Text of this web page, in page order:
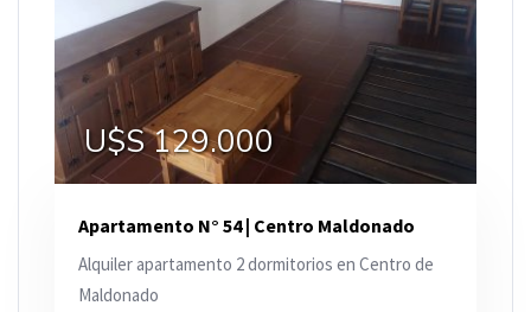
U$S 129.000
Apartamento N° 54 | Centro Maldonado
Alquiler apartamento 2 dormitorios en Centro de
Maldonado